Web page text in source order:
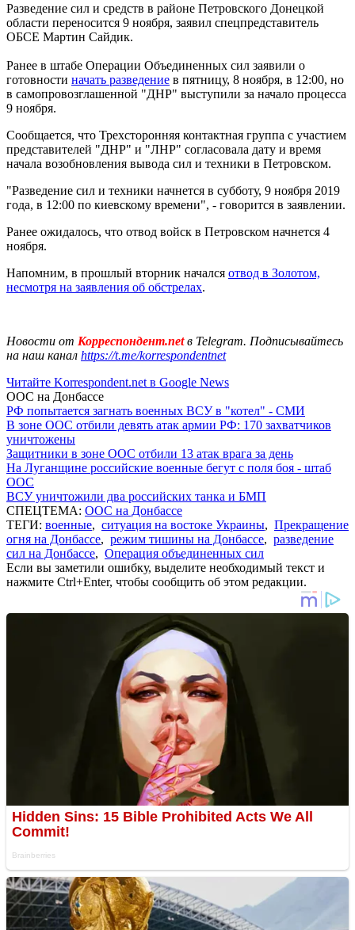
Разведение сил и средств в районе Петровского Донецкой
области переносится 9 ноября, заявил спецпредставитель
ОБСЕ Мартин Сайдик.
Ранее в штабе Операции Объединенных сил заявили о
готовности начать разведение в пятницу, 8 ноября, в 12:00, но
в самопровозглашенной "ДНР" выступили за начало процесса
9 ноября.
Сообщается, что Трехсторонняя контактная группа с участием
представителей "ДНР" и "ЛНР" согласовала дату и время
начала возобновления вывода сил и техники в Петровском.
"Разведение сил и техники начнется в субботу, 9 ноября 2019
года, в 12:00 по киевскому времени", - говорится в заявлении.
Ранее ожидалось, что отвод войск в Петровском начнется 4
ноября.
Напомним, в прошлый вторник начался отвод в Золотом,
несмотря на заявления об обстрелах.
Новости от Корреспондент.netв Telegram. Подписывайтесь
на наш канал https://t.me/korrespondentnet
Читайте Korrespondent.net в Google News
ООС на Донбассе
РФ попытается загнать военных ВСУ в "котел" - СМИ
В зоне ООС отбили девять атак армии РФ: 170 захватчиков
уничтожены
Защитники в зоне ООС отбили 13 атак врага за день
На Луганщине российские военные бегут с поля боя - штаб
ООС
ВСУ уничтожили два российских танка и БМП
СПЕЦТЕМА: ООС на Донбассе
ТЕГИ: военные, ситуация на востоке Украины, Прекращение
огня на Донбассе, режим тишины на Донбассе, разведение
сил на Донбассе, Операция объединенных сил
Если вы заметили ошибку, выделите необходимый текст и
нажмите Ctrl+Enter, чтобы сообщить об этом редакции.